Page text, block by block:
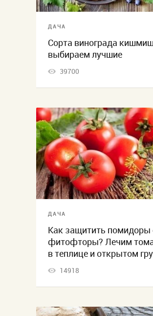
ДАЧА
Сорта винограда
выбираем лучшие
39700
ДАЧА
Как защитить помидоры
фитофторы? Лечим
в теплице и открытом
14918